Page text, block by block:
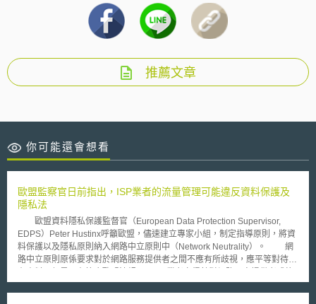
推薦文章
你可能還會想看
歐盟監察官日前指出，ISP業者的流量管理可能違反資料保護及
隱私法
歐盟資料隱私保護監督官（European Data Protection Supervisor,
EDPS）Peter Hustinx呼籲歐盟，儘速建立專家小組，制定指導原則，將資
料保護以及隱私原則納入網路中立原則中（Network Neutrality）。 網
路中立原則原係要求對於網路服務提供者之間不應有所歧視，應平等對待所
端使用者，以不同收費方式管制網路流量。判斷的準據，則以使用者在網路